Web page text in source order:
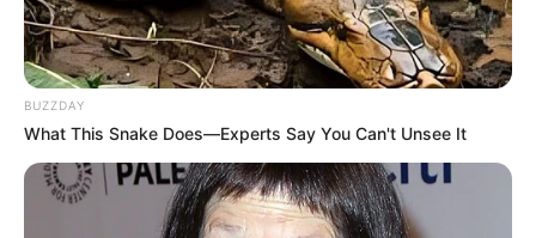
BUZZDAY
What This Snake Does—Experts Say You Can't Unsee It